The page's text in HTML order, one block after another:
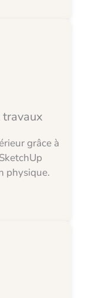
grâce à
physique.